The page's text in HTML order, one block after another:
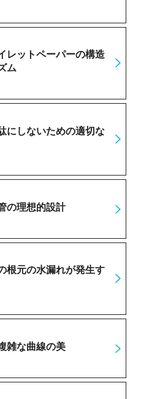
レットペーパーの構造
ム
にしないための適切な
の理想的設計
根元の水漏れが発生す
雑な曲線の美